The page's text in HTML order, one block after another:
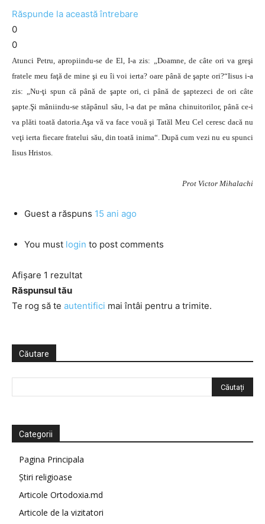
Răspunde la această întrebare
0
0
Atunci Petru, apropiindu-se de El, I-a zis: „Doamne, de câte ori va greşi
fratele meu faţă de mine şi eu îi voi ierta? oare până de şapte ori?“Iisus i-a
zis: „Nu-ţi spun că până de şapte ori, ci până de şaptezeci de ori câte
şapte.Şi mâniindu-se stăpânul său, l-a dat pe mâna chinuitorilor, până ce-i
va plăti toată datoria.Aşa vă va face vouă şi Tatăl Meu Cel ceresc dacă nu
veţi ierta fiecare fratelui său, din toată inima“. După cum vezi nu eu spunci
Iisus Hristos.
Prot Victor Mihalachi
Guest a răspuns 15 ani ago
You must login to post comments
Afișare 1 rezultat
Răspunsul tău
Te rog să te autentifici mai întâi pentru a trimite.
Căutare
Categorii
Pagina Principala
Știri religioase
Articole Ortodoxia.md
Articole de la vizitatori